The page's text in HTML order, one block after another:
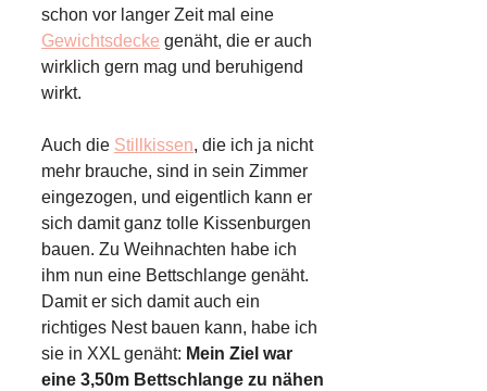
schon vor langer Zeit mal eine
Gewichtsdecke genäht, die er auch
wirklich gern mag und beruhigend
wirkt.
Auch die Stillkissen, die ich ja nicht
mehr brauche, sind in sein Zimmer
eingezogen, und eigentlich kann er
sich damit ganz tolle Kissenburgen
bauen. Zu Weihnachten habe ich
ihm nun eine Bettschlange genäht.
Damit er sich damit auch ein
richtiges Nest bauen kann, habe ich
sie in XXL genäht: Mein Ziel war
eine 3,50m Bettschlange zu nähen